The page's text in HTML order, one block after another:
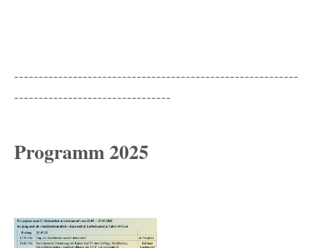
----------------------------------------------------------
--------------------------------
Programm 2025